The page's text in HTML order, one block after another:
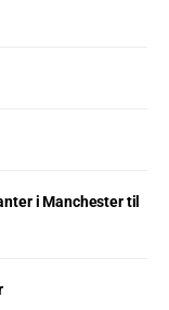
i Manchester til